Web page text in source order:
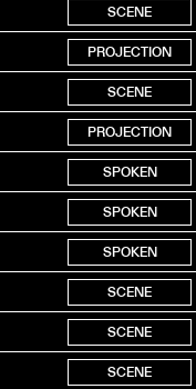
SCENE
PROJECTION
SCENE
PROJECTION
SPOKEN
SPOKEN
SPOKEN
SCENE
SCENE
SCENE